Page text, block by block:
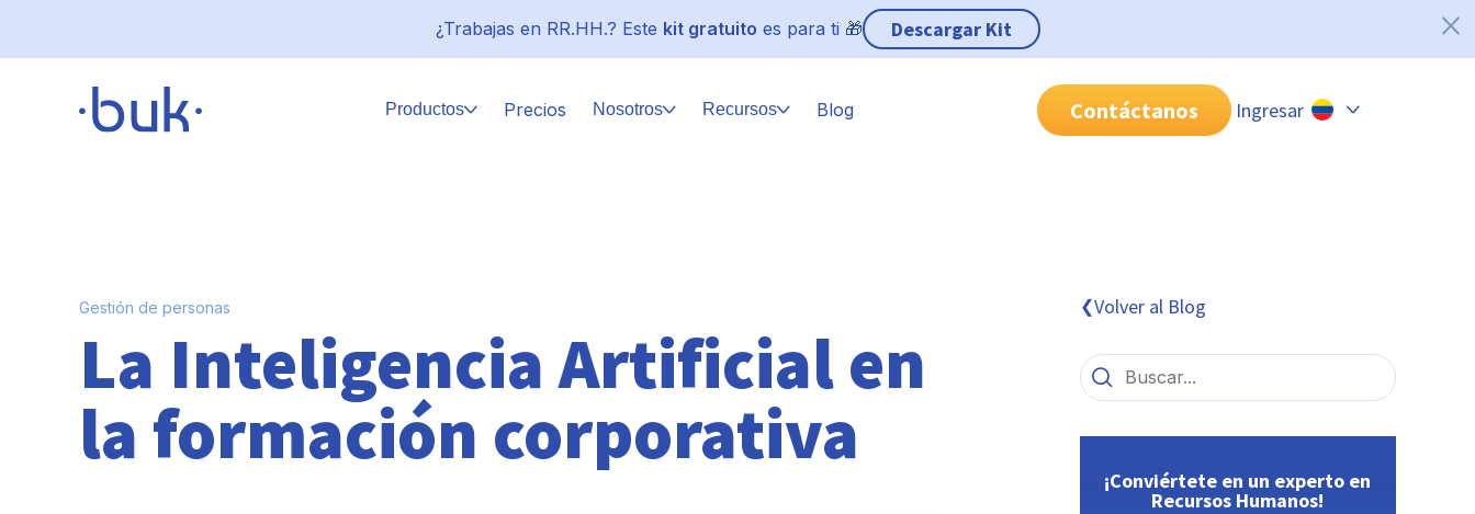
¿Trabajas en RR.HH.? Este kit gratuito es para ti 🎁 Descargar Kit
Productos Precios Nosotros Recursos Blog Contáctanos Ingresar
Gestión de personas
La Inteligencia Artificial en
la formación corporativa
❮Volver al Blog
¡Conviértete en un experto en
Recursos Humanos!